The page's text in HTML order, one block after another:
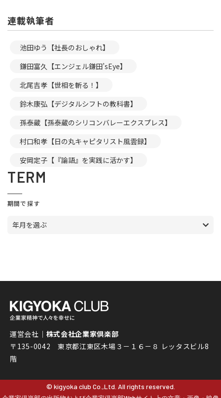
連載執筆者
池田ゆう【社長のおしゃれ】
鎌田富久【エンジェル鎌田’sEye】
北尾吉孝【世相を斬る！】
鈴木康弘【デジタルシフトの教科書】
孫泰蔵【孫泰蔵のシリコンバレーエクスプレス】
村口和孝【日の丸キャピタリスト風雲録】
安岡定子【『論語』を実践に活かす】
TERM
期間で探す
年月を選ぶ
運営会社｜ 株式会社企業家倶楽部
〒135-0042 東京都江東区木場３－１６－８ レッタスビル8
階
© kigyoka club Co.,Ltd. All rights reserved.